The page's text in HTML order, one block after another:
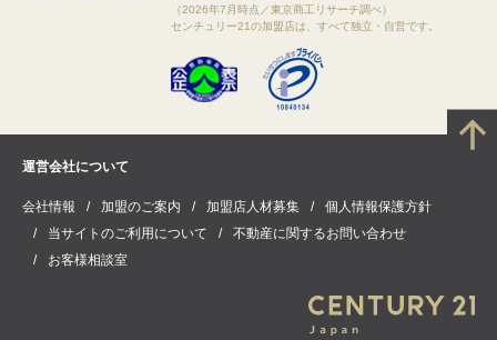
（2026年7月時点／東京商工リサーチ調べ）
センチュリー21の加盟店は、すべて独立・自営です。
運営会社について
会社情報 加盟のご案内 加盟店人材募集
個人情報保護方針
当サイトのご利用について
不動産に関するお問い合わせ
お客様相談室